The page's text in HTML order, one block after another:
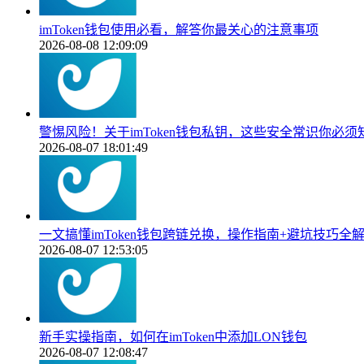
imToken钱包使用必看，解答你最关心的注意事项
2026-08-08 12:09:09
警惕风险！关于imToken钱包私钥，这些安全常识你必须
2026-08-07 18:01:49
一文搞懂imToken钱包跨链兑换，操作指南+避坑技巧全
2026-08-07 12:53:05
新手实操指南，如何在imToken中添加LON钱包
2026-08-07 12:08:47